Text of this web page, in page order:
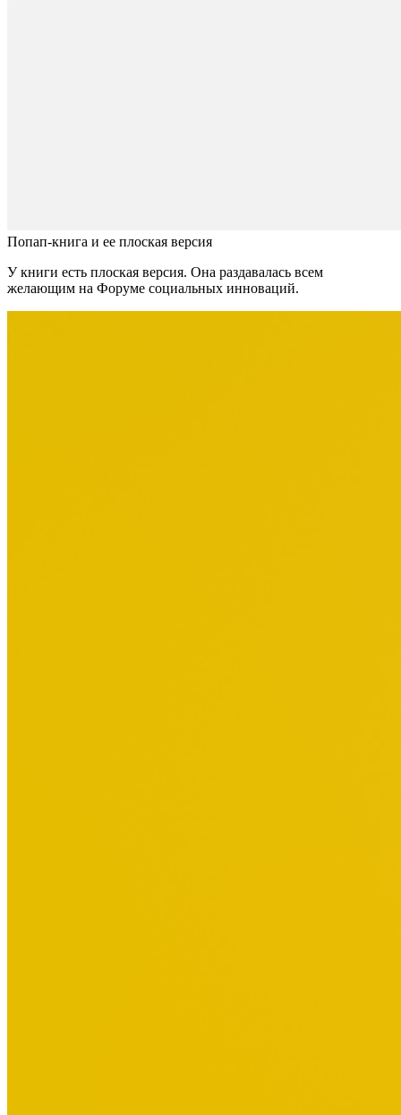
Попап-книга и ее плоская версия
У книги есть плоская версия. Она раздавалась всем
желающим на Форуме социальных инноваций.